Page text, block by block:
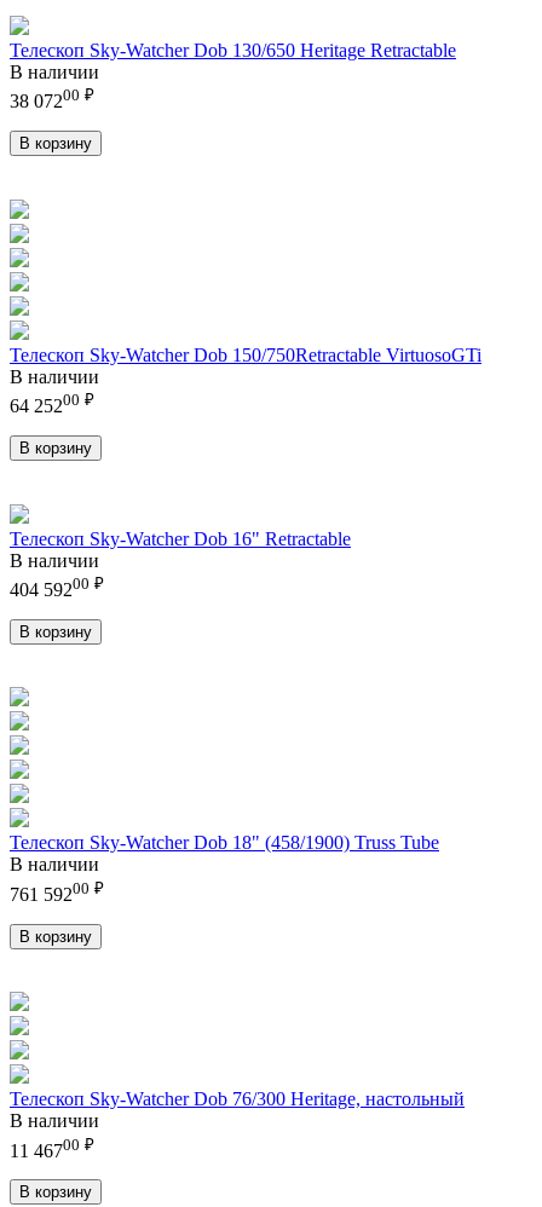
Телескоп Sky-Watcher Dob 130/650 Heritage Retractable
В наличии
38 07200 ₽
В корзину
Телескоп Sky-Watcher Dob 150/750Retractable VirtuosoGTi
В наличии
64 25200 ₽
В корзину
Телескоп Sky-Watcher Dob 16" Retractable
В наличии
404 59200 ₽
В корзину
Телескоп Sky-Watcher Dob 18" (458/1900) Truss Tube
В наличии
761 59200 ₽
В корзину
Телескоп Sky-Watcher Dob 76/300 Heritage, настольный
В наличии
11 46700 ₽
В корзину